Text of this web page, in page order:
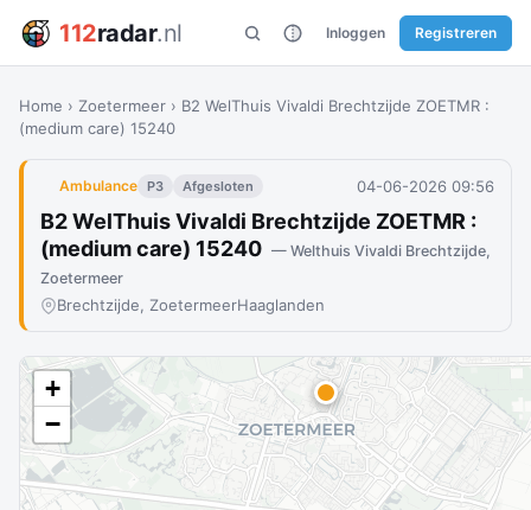
112radar.nl Inloggen Registreren
Home › Zoetermeer › B2 WelThuis Vivaldi Brechtzijde ZOETMR :
(medium care) 15240
Ambulance P3 Afgesloten 04-06-2026 09:56
B2 WelThuis Vivaldi Brechtzijde ZOETMR :
(medium care) 15240 — Welthuis Vivaldi Brechtzijde,
Zoetermeer
Brechtzijde, ZoetermeerHaaglanden
+
−